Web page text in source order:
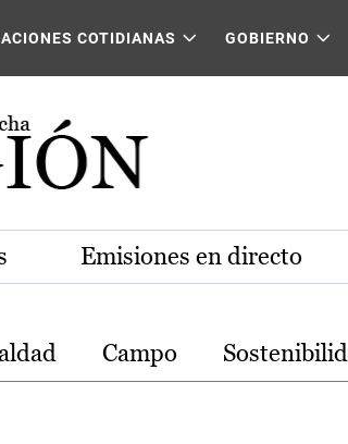
COTIDIANAS GOBIERNO
Emisiones en directo
Campo